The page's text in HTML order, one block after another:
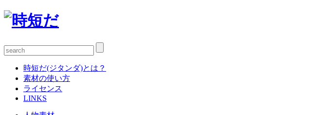
時短だ(ジタンダ)とは？
素材の使い方
ライセンス
LINKS